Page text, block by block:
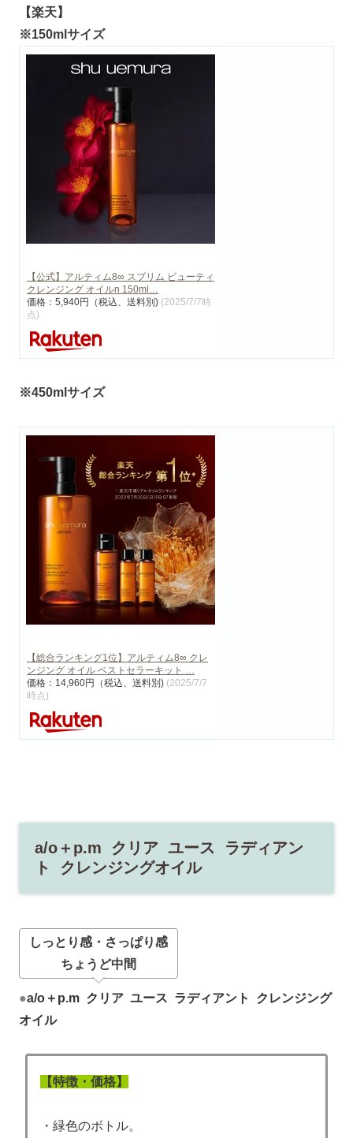
【楽天】
※150mlサイズ
【公式】アルティム8∞ スブリム ビューティ
クレンジング オイルn 150ml…
価格：5,940円（税込、送料別) (2025/7/7時
点)
※450mlサイズ
【総合ランキング1位】アルティム8∞ クレ
ンジング オイル ベストセラーキット …
価格：14,960円（税込、送料別) (2025/7/7
時点)
a/o＋p.m クリア ユース ラディアン
ト クレンジングオイル
しっとり感・さっぱり感
ちょうど中間
●a/o＋p.m クリア ユース ラディアント クレンジング
オイル
【特徴・価格】
・緑色のボトル。